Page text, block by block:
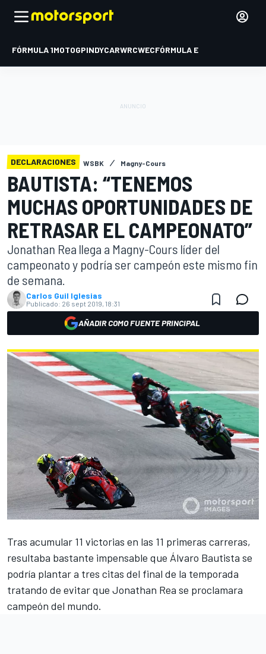
FÓRMULA 1MOTOGPINDYCARWRCWECFÓRMULA E
DECLARACIONES WSBK Magny-Cours
BAUTISTA: “TENEMOS
MUCHAS OPORTUNIDADES DE
RETRASAR EL CAMPEONATO”
Jonathan Rea llega a Magny-Cours líder del
campeonato y podría ser campeón este mismo fin
de semana.
Carlos Guil Iglesias
Publicado: 26 sept 2019, 18:31
AÑADIR COMO FUENTE PRINCIPAL
Tras acumular 11 victorias en las 11 primeras carreras,
resultaba bastante impensable que Álvaro Bautista se
podría plantar a tres citas del final de la temporada
tratando de evitar que Jonathan Rea se proclamara
campeón del mundo.